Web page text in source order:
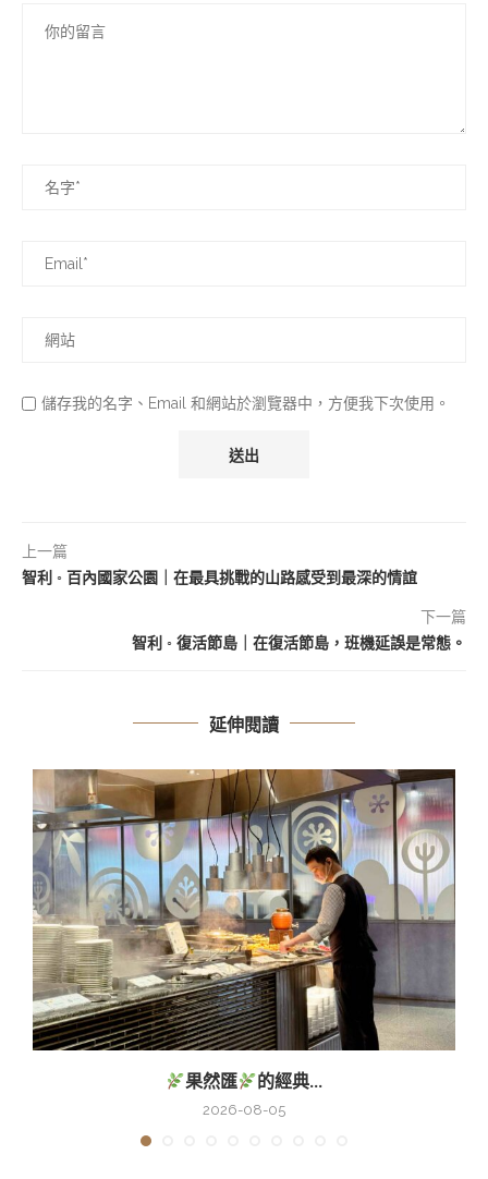
儲存我的名字、Email 和網站於瀏覽器中，方便我下次使用。
上一篇
智利 ◦ 百內國家公園｜在最具挑戰的山路感受到最深的情誼
下一篇
智利 ◦ 復活節島｜在復活節島，班機延誤是常態。
延伸閱讀
果然匯 的經典...
2026-08-05